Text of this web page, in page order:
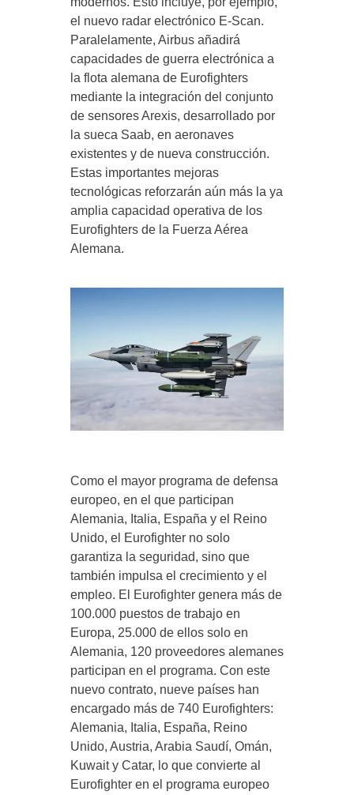
el nuevo radar electrónico E-Scan.
Paralelamente, Airbus añadirá
capacidades de guerra electrónica a
la flota alemana de Eurofighters
mediante la integración del conjunto
de sensores Arexis, desarrollado por
la sueca Saab, en aeronaves
existentes y de nueva construcción.
Estas importantes mejoras
tecnológicas reforzarán aún más la ya
amplia capacidad operativa de los
Eurofighters de la Fuerza Aérea
Alemana.
Como el mayor programa de defensa
europeo, en el que participan
Alemania, Italia, España y el Reino
Unido, el Eurofighter no solo
garantiza la seguridad, sino que
también impulsa el crecimiento y el
empleo. El Eurofighter genera más de
100.000 puestos de trabajo en
Europa, 25.000 de ellos solo en
Alemania, 120 proveedores alemanes
participan en el programa. Con este
nuevo contrato, nueve países han
encargado más de 740 Eurofighters:
Alemania, Italia, España, Reino
Unido, Austria, Arabia Saudí, Omán,
Kuwait y Catar, lo que convierte al
Eurofighter en el programa europeo